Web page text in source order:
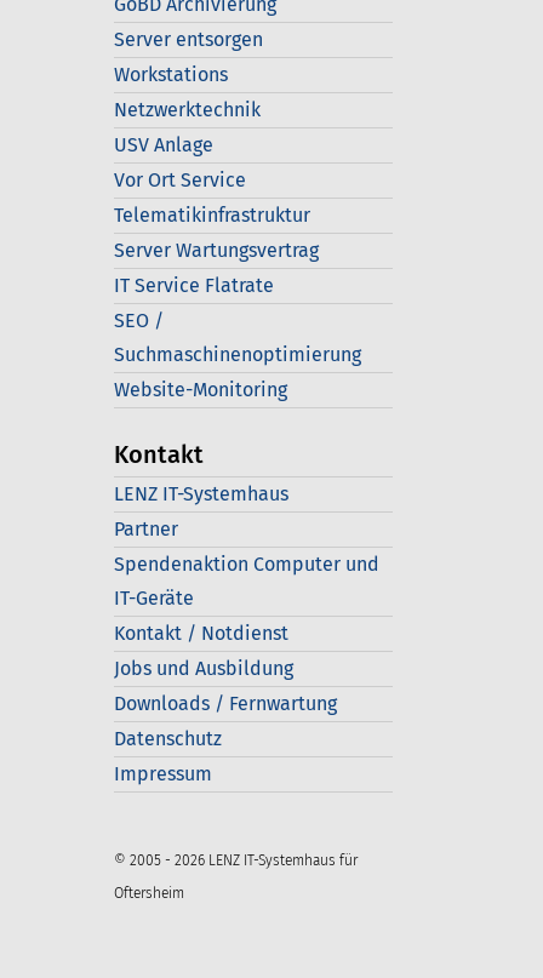
Server entsorgen
Workstations
Netzwerktechnik
USV Anlage
Vor Ort Service
Telematikinfrastruktur
Server Wartungsvertrag
IT Service Flatrate
SEO /
Suchmaschinenoptimierung
Website-Monitoring
Kontakt
LENZ IT-Systemhaus
Partner
Spendenaktion Computer und
IT-Geräte
Kontakt / Notdienst
Jobs und Ausbildung
Downloads / Fernwartung
Datenschutz
Impressum
© 2005 - 2026 LENZ IT-Systemhaus für
Oftersheim